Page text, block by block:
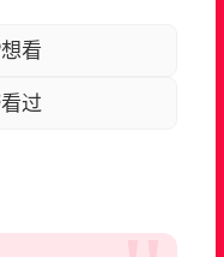
想看
看过